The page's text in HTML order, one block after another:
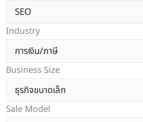
Industry
Business Size
Sale Model